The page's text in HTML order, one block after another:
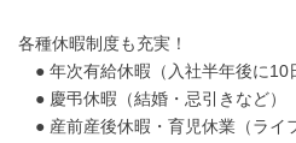
各種休暇制度も充実！
● 年次有給休暇（入社半年後に10
● 慶弔休暇（結婚・忌引きなど）
● 産前産後休暇・育児休業（ライ